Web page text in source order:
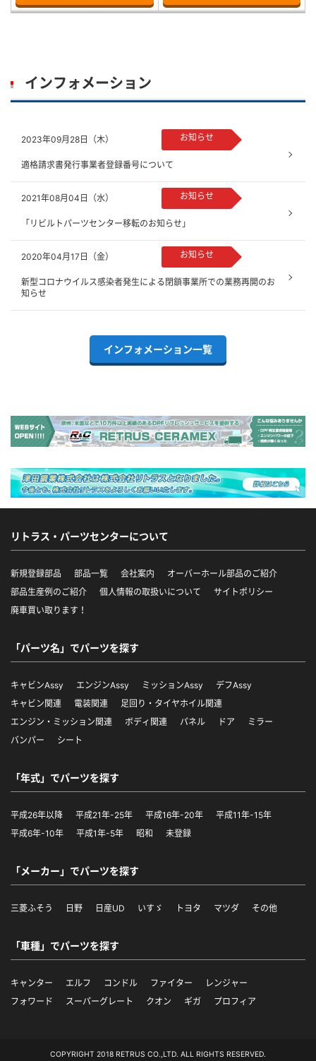
インフォメーション
2023年09月28日（木） お知らせ
適格請求書発行事業者登録番号について
2021年08月04日（水） お知らせ
「リビルトパーツセンター移転のお知らせ」
2020年04月17日（金） お知らせ
新型コロナウイルス感染者発生による閉鎖事業所での業務再開のお
知らせ
インフォメーション一覧
リトラス・パーツセンターについて
新規登録部品 部品一覧 会社案内
オーバーホール部品のご紹介
部品生産例のご紹介
個人情報の取扱いについて
サイトポリシー
廃車買い取ります！
「パーツ名」でパーツを探す
キャビンAssy エンジンAssy ミッションAssy
デフAssy
キャビン関連
電装関連
足回り・タイヤホイル関連
エンジン・ミッション関連
ボディ関連 パネル ドア
ミラー
バンパー
シート
「年式」でパーツを探す
平成26年以降 平成21年-25年 平成16年-20年
平成11年-15年
平成6年-10年
平成1年-5年 昭和 未登録
「メーカー」でパーツを探す
三菱ふそう 日野 日産UD いすゞ トヨタ マツダ その他
「車種」でパーツを探す
キャンター エルフ コンドル ファイター
レンジャー
フォワード
スーパーグレート クオン ギガ プロフィア
COPYRIGHT 2018 RETRUS CO.,LTD. ALL RIGHTS RESERVED.